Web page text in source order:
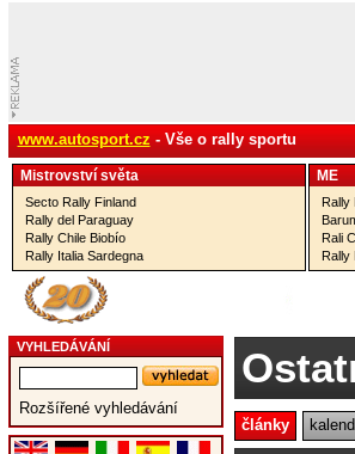
www.autosport.cz - Vše o rally sportu
Mistrovství­ světa
Secto Rally Finland
Rally del Paraguay
Rally Chile Biobío
Rally Italia Sardegna
ME
Rally
Rali
Rally
VYHLEDÁVÁNÍ
Rozšířené vyhledávání
články